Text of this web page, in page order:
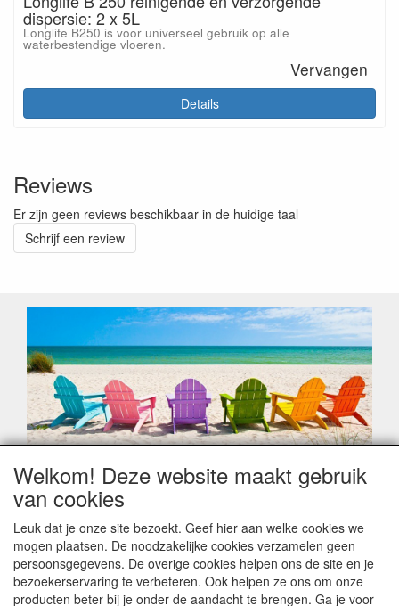
dispersie: 2 x 5L
Longlife B250 is voor universeel gebruik op alle
waterbestendige vloeren.
Vervangen
Details
Reviews
Er zijn geen reviews beschikbaar in de huidige taal
Schrijf een review
Geachte klant,
Zoals elk jaar zorgt de verlofperiode, naast een hoop
leveringsproblemen.
Sommige fabrikanten sluiten of werken met een
vakantiebezetting.
Bestellingen die vanaf +/- 15 juli geplaatst worden kunnen
Welkom! Deze website maakt gebruik
van cookies
Leuk dat je onze site bezoekt. Geef hier aan welke cookies we
mogen plaatsen. De noodzakelijke cookies verzamelen geen
persoonsgegevens. De overige cookies helpen ons de site en je
bezoekerservaring te verbeteren. Ook helpen ze ons om onze
producten beter bij je onder de aandacht te brengen. Ga je voor